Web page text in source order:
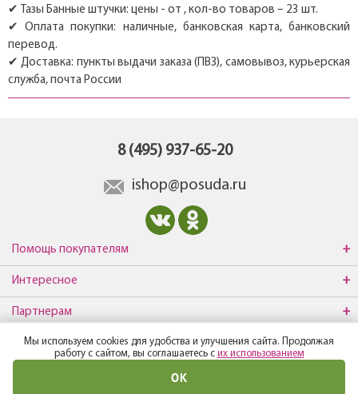
✔ Тазы Банные штучки: цены - от , кол-во товаров – 23 шт.
✔ Оплата покупки: наличные, банковская карта, банковский
перевод.
✔ Доставка: пункты выдачи заказа (ПВЗ), самовывоз, курьерская
служба, почта России
8 (495) 937-65-20
ishop@posuda.ru
Помощь покупателям
Интересное
Партнерам
О компании
Мы используем cookies для удобства и улучшения сайта. Продолжая
работу с сайтом, вы соглашаетесь с их использованием
ОК